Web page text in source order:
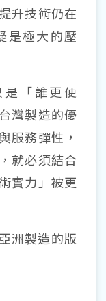
升技術仍在
是極大的壓
「誰更便
灣製造的優
服務彈性，
就必須結合
實力」被更
洲製造的版